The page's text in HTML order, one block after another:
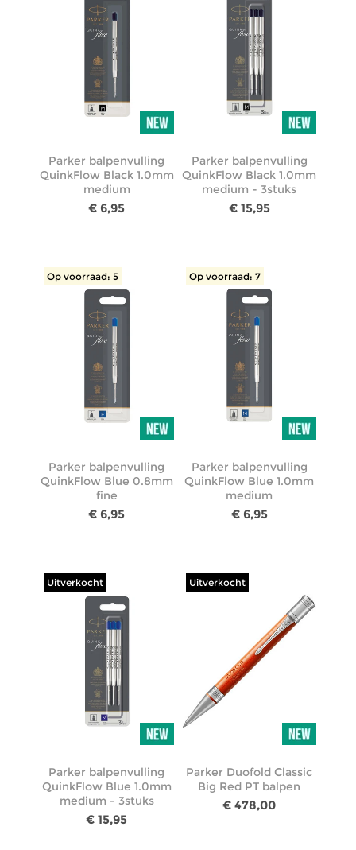
Parker balpenvulling
QuinkFlow Black 1.0mm
medium
€ 6,95
Parker balpenvulling
QuinkFlow Black 1.0mm
medium - 3stuks
€ 15,95
Op voorraad: 5
Parker balpenvulling
QuinkFlow Blue 0.8mm
fine
€ 6,95
Op voorraad: 7
Parker balpenvulling
QuinkFlow Blue 1.0mm
medium
€ 6,95
Uitverkocht
Parker balpenvulling
QuinkFlow Blue 1.0mm
medium - 3stuks
€ 15,95
Uitverkocht
Parker Duofold Classic
Big Red PT balpen
€ 478,00